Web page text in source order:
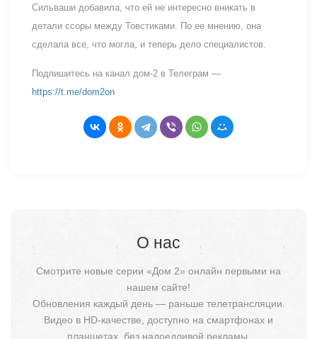
Сильваши добавила, что ей не интересно вникать в
детали ссоры между Товстиками. По ее мнению, она
сделала все, что могла, и теперь дело специалистов.
Подпишитесь на канал дом-2 в Телеграм —
https://t.me/dom2on
О нас
Смотрите новые серии «Дом 2» онлайн первыми на
нашем сайте!
Обновления каждый день — раньше телетрансляции.
Видео в HD-качестве, доступно на смартфонах и
планшетах, без надоедливой рекламы.